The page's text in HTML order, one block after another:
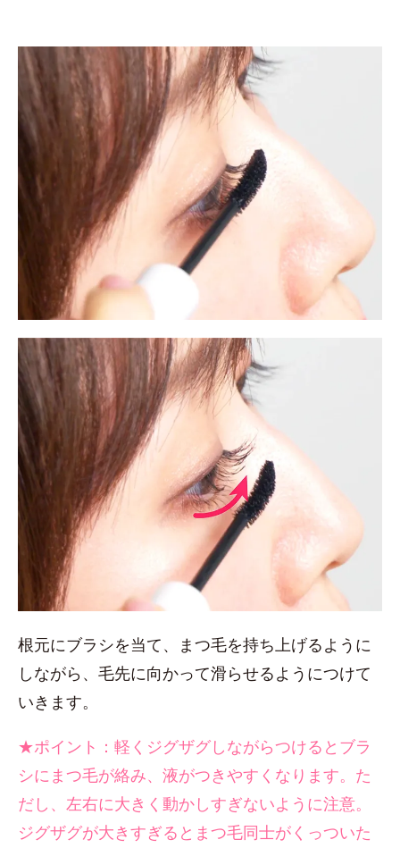
根元にブラシを当て、まつ毛を持ち上げるように
しながら、毛先に向かって滑らせるようにつけて
いきます。
★ポイント：軽くジグザグしながらつけるとブラ
シにまつ毛が絡み、液がつきやすくなります。た
だし、左右に大きく動かしすぎないように注意。
ジグザグが大きすぎるとまつ毛同士がくっついた